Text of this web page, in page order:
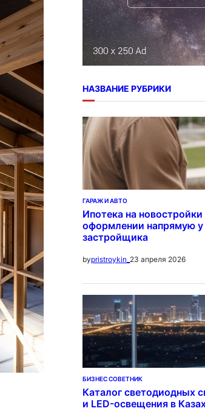
НАЗВАНИЕ РУБРИКИ
ГАРАЖ И АВТО
Ипотека на новостройки
оформлении напрямую у
застройщика
bypristroykin_ 23 апреля 2026
БИЗНЕС СОВЕТНИК
Каталог светодиодных
и LED-освещения в